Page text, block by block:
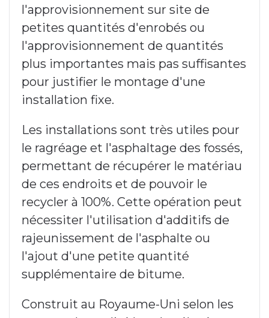
l'approvisionnement sur site de
petites quantités d'enrobés ou
l'approvisionnement de quantités
plus importantes mais pas suffisantes
pour justifier le montage d'une
installation fixe.
Les installations sont très utiles pour
le ragréage et l'asphaltage des fossés,
permettant de récupérer le matériau
de ces endroits et de pouvoir le
recycler à 100%. Cette opération peut
nécessiter l'utilisation d'additifs de
rajeunissement de l'asphalte ou
l'ajout d'une petite quantité
supplémentaire de bitume.
Construit au Royaume-Uni selon les